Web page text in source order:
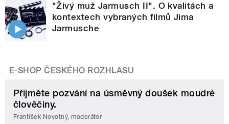
"Živý muž Jarmusch II". O kvalitách a
kontextech vybraných filmů Jima
Jarmusche
E-SHOP ČESKÉHO ROZHLASU
Přijměte pozvání na úsměvný doušek moudré
člověčiny.
František Novotný, moderátor